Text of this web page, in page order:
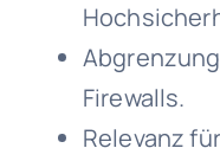
Firewalls.
Relevanz